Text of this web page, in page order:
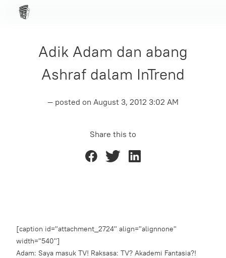
Adik Adam dan abang
Ashraf dalam InTrend
— posted on August 3, 2012 3:02 AM
Share this to
[caption id="attachment_2724" align="alignnone"
width="540"]
Adam: Saya masuk TV! Raksasa: TV? Akademi Fantasia?!